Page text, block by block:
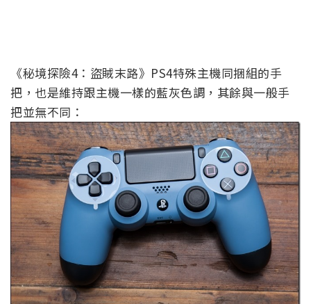
《秘境探險4：盜賊末路》PS4特殊主機同捆組的手
把，也是維持跟主機一樣的藍灰色調，其餘與一般手
把並無不同：